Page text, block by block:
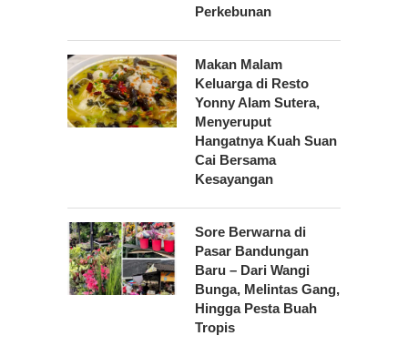
Perkebunan
Makan Malam
Keluarga di Resto
Yonny Alam Sutera,
Menyeruput
Hangatnya Kuah Suan
Cai Bersama
Kesayangan
Sore Berwarna di
Pasar Bandungan
Baru – Dari Wangi
Bunga, Melintas Gang,
Hingga Pesta Buah
Tropis